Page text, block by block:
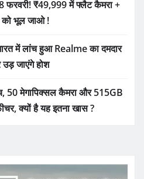
₹49,999 में फ्लैट कैमरा +
भूल जाओ !
में लांच हुआ Realme का दमदार
जाएंगे होश
मेगापिक्सल कैमरा और 515GB
क्यों है यह इतना खास ?